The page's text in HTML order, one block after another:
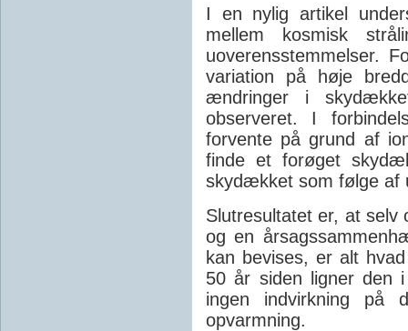
I en nylig artikel
mellem kosmisk
uoverensstemmelser.
variation på høje
ændringer i
observeret. I
forvente på grund af
finde et forøget
skydækket som følge af
Slutresultatet er, at
og en
kan bevises, er alt
50 år siden ligner den
ingen indvirkning på
opvarmning.